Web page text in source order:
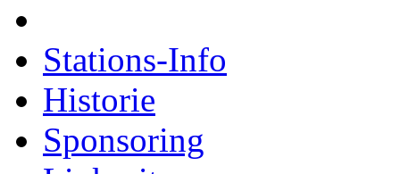
Stations-Info
Historie
Sponsoring